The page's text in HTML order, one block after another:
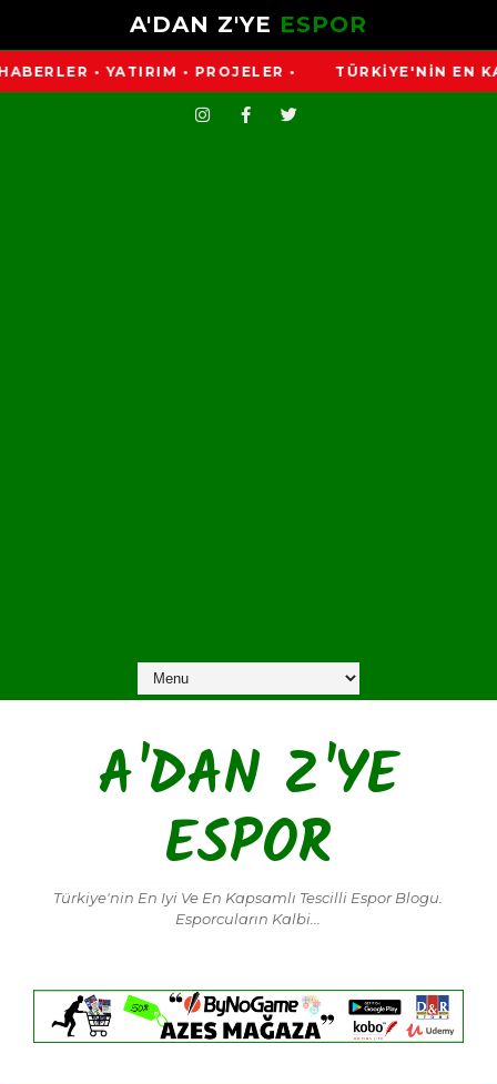
A'DAN Z'YE ESPOR
• YATIRIM • PROJELER • TÜRKİYE'NİN EN
A'DAN Z'YE
ESPOR
Türkiye'nin En Iyi Ve En Kapsamlı Tescilli Espor Blogu.
Esporcuların Kalbi...